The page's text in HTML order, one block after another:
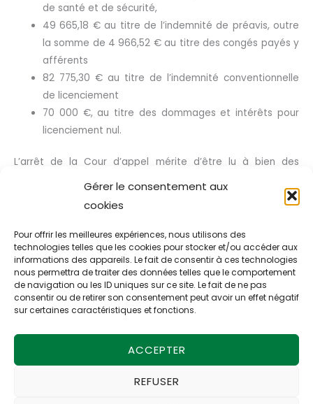
Gérer le consentement aux
cookies
Pour offrir les meilleures expériences, nous utilisons des
technologies telles que les cookies pour stocker et/ou accéder aux
informations des appareils. Le fait de consentir à ces technologies
nous permettra de traiter des données telles que le comportement
de navigation ou les ID uniques sur ce site. Le fait de ne pas
consentir ou de retirer son consentement peut avoir un effet négatif
sur certaines caractéristiques et fonctions.
ACCEPTER
REFUSER
de santé et de sécurité,
49 665,18 € au titre de l’indemnité de préavis, outre
la somme de 4 966,52 € au titre des congés payés y
afférents
82 775,30 € au titre de l’indemnité conventionnelle
de licenciement
70 000 €, au titre des dommages et intérêts pour
licenciement nul.
L’arrêt de la Cour d’appel mérite d’être lu à bien des
égards, puisqu’il retient en outre que la salariée aurait en
réalité été sanctionnée pour avoir relaté des faits de